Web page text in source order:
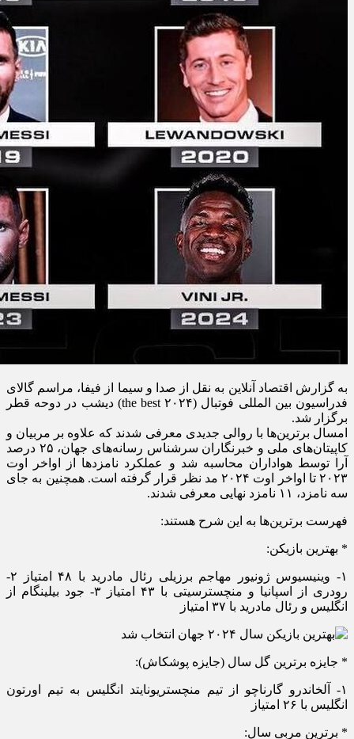
به گزارش اقتصاد آنلاین به نقل از صدا و سیما از فیفا، مراسم گالای
فدراسیون بین المللی فوتبال (۲۰۲۴ the best) دیشب در دوحه قطر
برگزار شد.
امسال برترین‌ها با روالی جدیدی معرفی شدند که علاوه بر مربیان و
کاپیتان‌های ملی و خبرنگاران سرشناس رسانه‌های جهان، ۲۵ درصد
آرا توسط هواداران محاسبه شد و عملکرد نامزد‌ها از اواخر اوت
۲۰۲۳ تا اواخر اوت ۲۰۲۴ مد نظر قرار گرفته است. همچنین به جای
سه نامزد، ۱۱ نامزد نهایی معرفی شدند.
فهرست برترین‌ها به این شرح هستند:
* بهترین بازیکن:
۱- وینیسیوس ژونیور مهاجم برزیلی رئال مادرید با ۴۸ امتیاز ۲-
رودری از اسپانیا و منچسترسیتی با ۴۳ امتیاز ۳- جود بیلینگام از
انگلیس و رئال مادرید با ۳۷ امتیاز
* جایزه برترین گل سال (جایزه پوشکاش):
۱- آلخاندرو گارناچو از تیم منچستریونایتد انگلیس به تیم اورتون
انگلیس با ۲۶ امتیاز
* برترین مربی سال: